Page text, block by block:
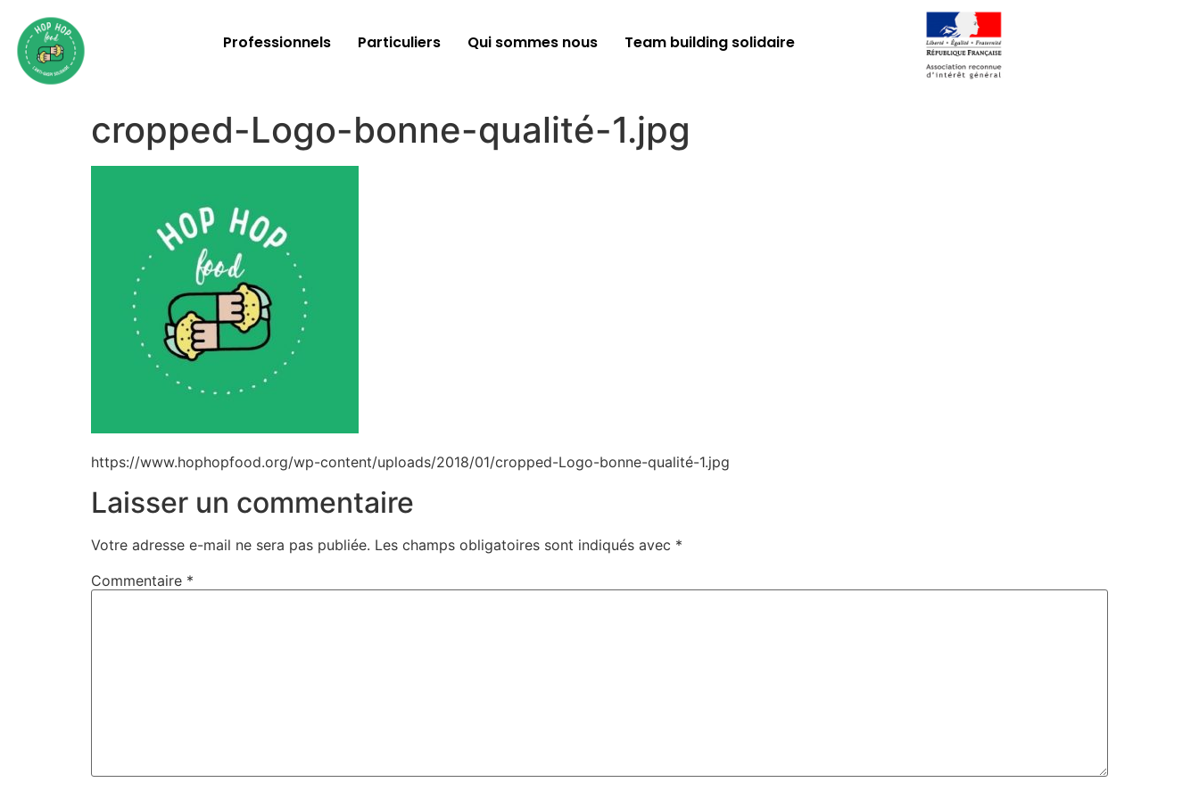
Professionnels Particuliers Qui sommes nous Team building solidaire
cropped-Logo-bonne-qualité-1.jpg
https://www.hophopfood.org/wp-content/uploads/2018/01/cropped-Logo-bonne-qualité-1.jpg
Laisser un commentaire
Votre adresse e-mail ne sera pas publiée. Les champs obligatoires sont indiqués avec *
Commentaire *